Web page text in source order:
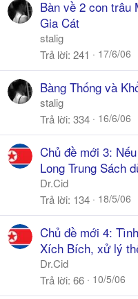
Bàn về 2 con trâu
Gia Cát
stalig
Trả lời 241 17/6/06
Bàng Thống và
stalig
Trả lời 334 16/6/06
Chủ đề mới 3:
Long Trung Sách
Dr.Cid
Trả lời 134 18/5/06
Chủ đề mới 4:
Xích Bích, xử lý
Dr.Cid
Trả lời 66 10/5/06